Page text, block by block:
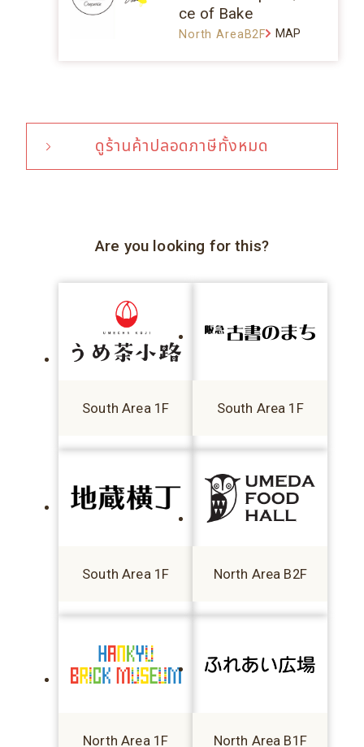
ce of Bake
North AreaB2F MAP
ดูร้านค้าปลอดภาษีทั้งหมด
Are you looking for this?
South Area 1F South Area 1F
South Area 1F North Area B2F
North Area 1F North Area B1F